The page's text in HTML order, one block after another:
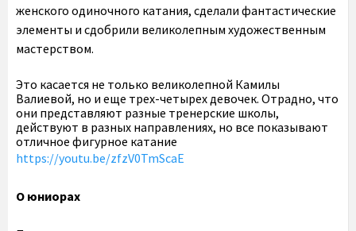
женского одиночного катания, сделали фантастические
элементы и сдобрили великолепным художественным
мастерством.
Это касается не только великолепной Камилы
Валиевой, но и еще трех-четырех девочек. Отрадно, что
они представляют разные тренерские школы,
действуют в разных направлениях, но все показывают
отличное фигурное катание
https://youtu.be/zfzV0TmScaE
О юниорах